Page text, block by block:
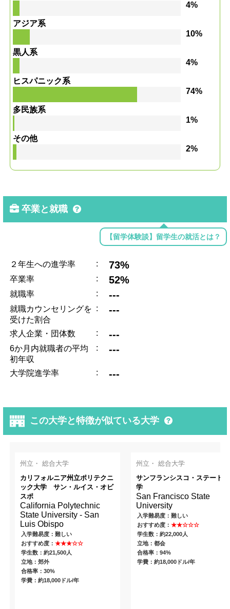
4%
アジア系
10%
黒人系
4%
ヒスパニック系
74%
多民族系
1%
その他
2%
卒業と就職
【留学体験談】留学生の就活とは？
２年生への進学率 : 73%
卒業率 : 52%
就職率 : ---
就職カウンセリングを
受けた割合
: ---
求人企業・団体数 : ---
6か月内就職者の平均
初年収
: ---
大学院進学率 : ---
この大学と特徴が似ている大学
州立・ 総合大学
カリフォルニア州立ポリテクニ
ック大学 サン・ルイス・オビ
スポ
California Polytechnic
State University - San
Luis Obispo
入学難易度：難しい
おすすめ度：★★★☆☆
学生数：約21,500人
立地：郊外
合格率：30%
学費：約18,000ドル/年
州立・ 総合大学
サンフランシスコ・ステート大
学
San Francisco State
University
入学難易度：難しい
おすすめ度： ★★☆☆☆
学生数：約22,000人
立地：都会
合格率：94%
学費：約18,000ドル/年